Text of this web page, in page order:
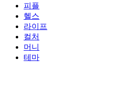
피플
헬스
라이프
컬처
머니
테마